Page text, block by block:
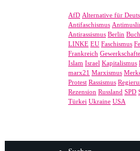
AfD Alternative für
Antifaschismus
Antirassismus Berlin
LINKE EU Faschismus
Frankreich
Islam Israel Kapitalismus
marx21 Marxismus
Protest Rassismus
Rezension Russland SPD
Türkei Ukraine USA